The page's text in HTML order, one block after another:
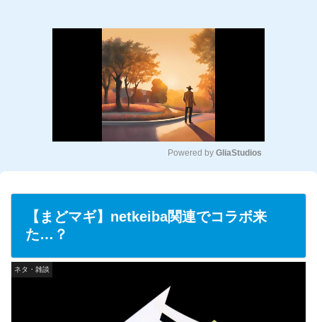
u
e
Powered by GliaStudios
【まどマギ】netkeiba関連でコラボ来
た…？
ネタ・雑談